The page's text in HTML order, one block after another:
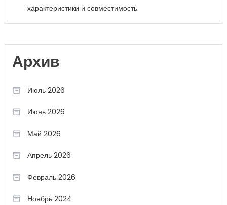
характеристики и совместимость
Архив
Июль 2026
Июнь 2026
Май 2026
Апрель 2026
Февраль 2026
Ноябрь 2024